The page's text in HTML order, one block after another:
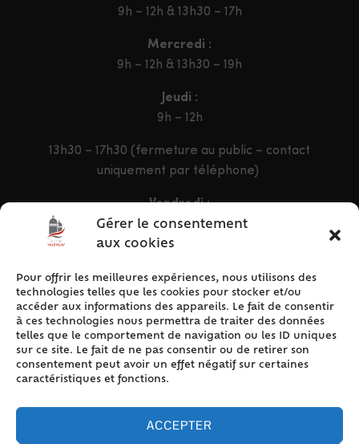
Gérer le consentement
aux cookies
Pour offrir les meilleures expériences, nous utilisons des
technologies telles que les cookies pour stocker et/ou
accéder aux informations des appareils. Le fait de consentir
à ces technologies nous permettra de traiter des données
telles que le comportement de navigation ou les ID uniques
sur ce site. Le fait de ne pas consentir ou de retirer son
consentement peut avoir un effet négatif sur certaines
caractéristiques et fonctions.
ACCEPTER
9h – 12h & 13h30 – 17h
Mercredi :
9h – 12h & 13h30 – 19h
Jeudi :
9h – 12h
13h30 – 17h30 (fermeture au public – contact
uniquement par téléphone)
Vendredi :
9h – 12h & 13h30 – 16h30
ACCÈS RAPIDE
Accueil
Contact
Plan du site
Mentions légales
Politique de cookies (UE)